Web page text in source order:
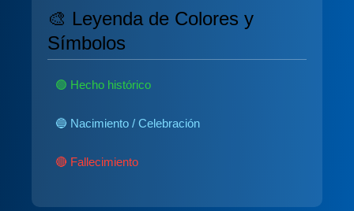
🎨 Leyenda de Colores y
Símbolos
🟢 Hecho histórico
🔵 Nacimiento / Celebración
🔴 Fallecimiento